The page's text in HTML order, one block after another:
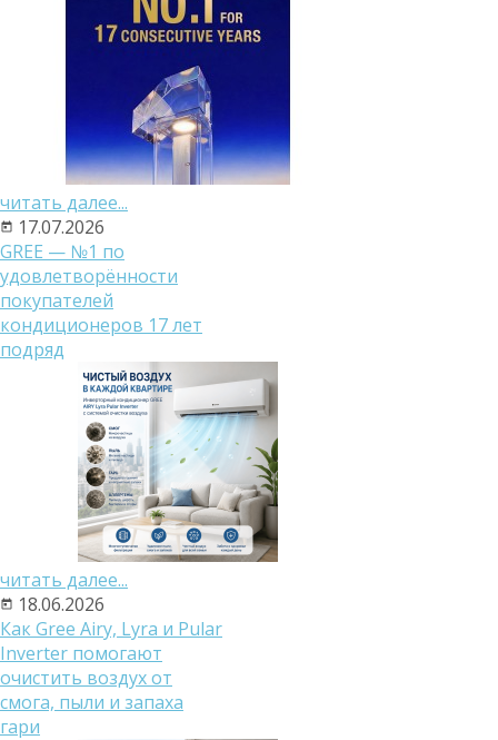
читать далее...
17.07.2026
GREE — №1 по
удовлетворённости
покупателей
кондиционеров 17 лет
подряд
читать далее...
18.06.2026
Как Gree Airy, Lyra и Pular
Inverter помогают
очистить воздух от
смога, пыли и запаха
гари